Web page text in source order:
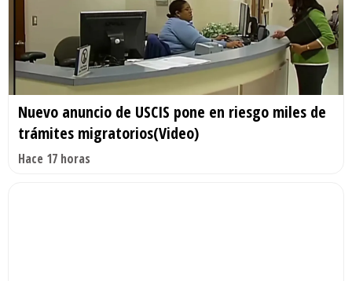
Nuevo anuncio de USCIS pone en riesgo miles de
trámites migratorios(Video)
Hace 17 horas